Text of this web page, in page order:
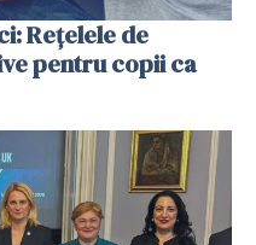
Reţelele de
pentru copii ca